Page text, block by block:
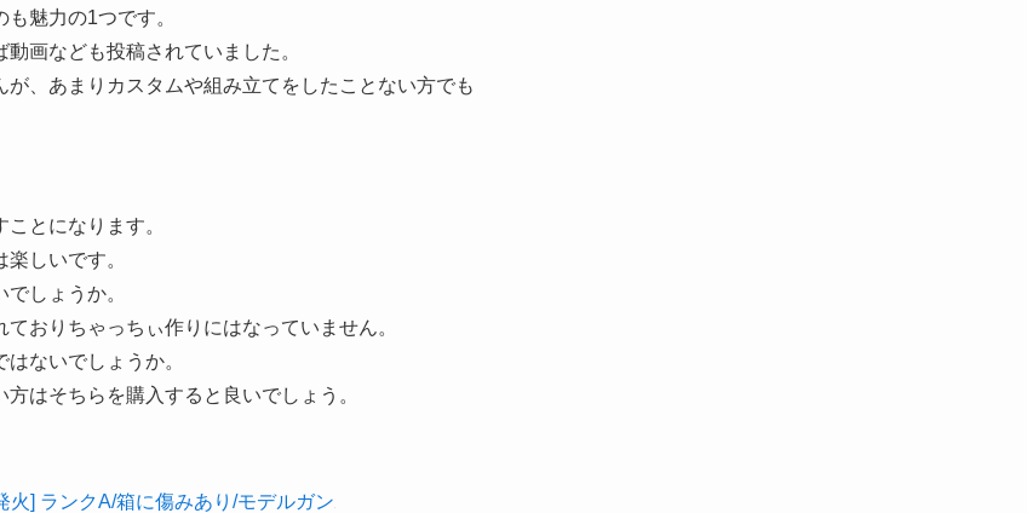
魅力の1つです。
画なども投稿されていました。
、あまりカスタムや組み立てをしたことない方でも
とになります。
しいです。
しょうか。
おりちゃっちぃ作りにはなっていません。
ないでしょうか。
はそちらを購入すると良いでしょう。
火] ランクA/箱に傷みあり/モデルガン